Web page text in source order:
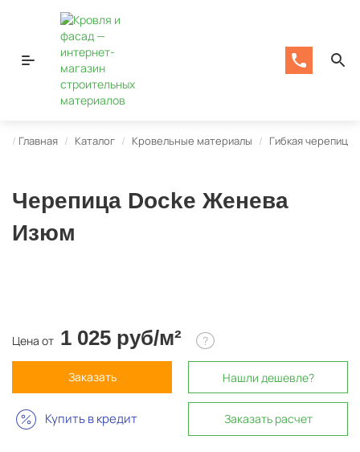
Главная Каталог Кровельные материалы Гибкая черепица
Черепица Docke Женева
Изюм
Цена от 1 025 руб/м² ?
Заказать Нашли дешевле?
Купить в кредит Заказать расчет